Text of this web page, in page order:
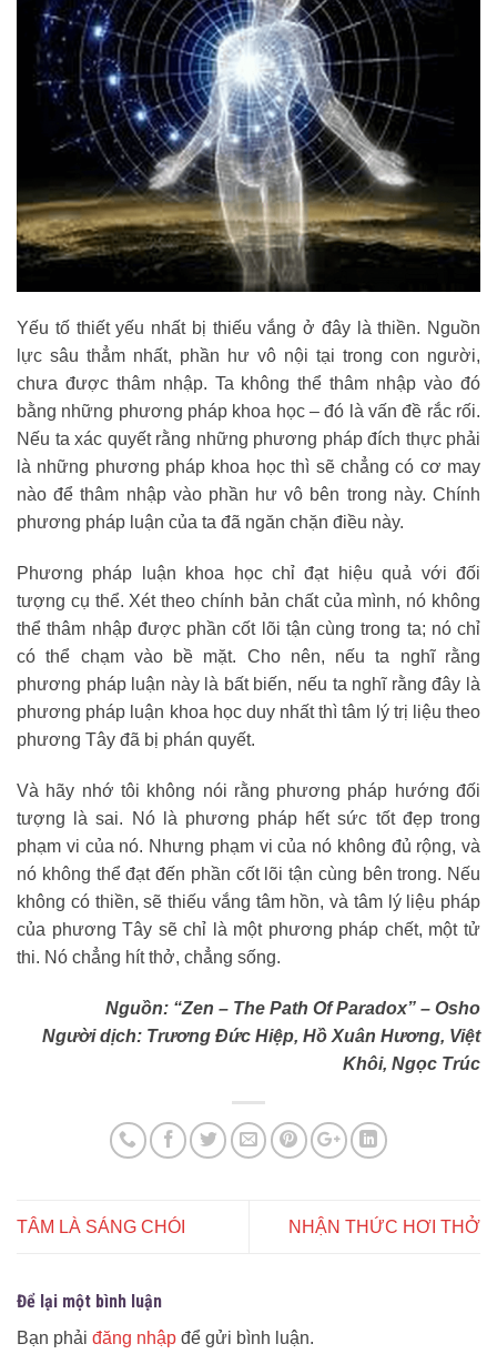
Yếu tố thiết yếu nhất bị thiếu vắng ở đây là thiền. Nguồn
lực sâu thẳm nhất, phần hư vô nội tại trong con người,
chưa được thâm nhập. Ta không thể thâm nhập vào đó
bằng những phương pháp khoa học – đó là vấn đề rắc rối.
Nếu ta xác quyết rằng những phương pháp đích thực phải
là những phương pháp khoa học thì sẽ chẳng có cơ may
nào để thâm nhập vào phần hư vô bên trong này. Chính
phương pháp luận của ta đã ngăn chặn điều này.
Phương pháp luận khoa học chỉ đạt hiệu quả với đối
tượng cụ thể. Xét theo chính bản chất của mình, nó không
thể thâm nhập được phần cốt lõi tận cùng trong ta; nó chỉ
có thể chạm vào bề mặt. Cho nên, nếu ta nghĩ rằng
phương pháp luận này là bất biến, nếu ta nghĩ rằng đây là
phương pháp luận khoa học duy nhất thì tâm lý trị liệu theo
phương Tây đã bị phán quyết.
Và hãy nhớ tôi không nói rằng phương pháp hướng đối
tượng là sai. Nó là phương pháp hết sức tốt đẹp trong
phạm vi của nó. Nhưng phạm vi của nó không đủ rộng, và
nó không thể đạt đến phần cốt lõi tận cùng bên trong. Nếu
không có thiền, sẽ thiếu vắng tâm hồn, và tâm lý liệu pháp
của phương Tây sẽ chỉ là một phương pháp chết, một tử
thi. Nó chẳng hít thở, chẳng sống.
Nguồn: “Zen – The Path Of Paradox” – Osho
Người dịch: Trương Đức Hiệp, Hồ Xuân Hương, Việt
Khôi, Ngọc Trúc
TÂM LÀ SÁNG CHÓI NHẬN THỨC HƠI THỞ
Để lại một bình luận
Bạn phải đăng nhập để gửi bình luận.